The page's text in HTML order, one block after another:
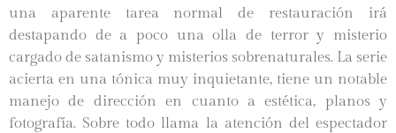
una aparente tarea normal de restauración irá
destapando de a poco una olla de terror y misterio
cargado de satanismo y misterios sobrenaturales. La serie
acierta en una tónica muy inquietante, tiene un notable
manejo de dirección en cuanto a estética, planos y
fotografía. Sobre todo llama la atención del espectador